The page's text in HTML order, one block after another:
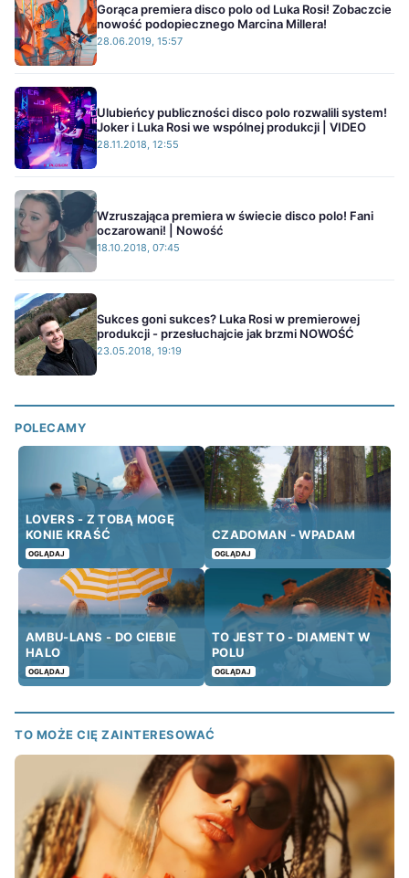
Gorąca premiera disco polo od Luka Rosi! Zobaczcie
nowość podopiecznego Marcina Millera!
28.06.2019, 15:57
Ulubieńcy publiczności disco polo rozwalili system!
Joker i Luka Rosi we wspólnej produkcji | VIDEO
28.11.2018, 12:55
Wzruszająca premiera w świecie disco polo! Fani
oczarowani! | Nowość
18.10.2018, 07:45
Sukces goni sukces? Luka Rosi w premierowej
produkcji - przesłuchajcie jak brzmi NOWOŚĆ
23.05.2018, 19:19
POLECAMY
LOVERS - Z TOBĄ MOGĘ
KONIE KRAŚĆ
OGLĄDAJ
CZADOMAN - WPADAM
OGLĄDAJ
AMBU-LANS - DO CIEBIE
HALO
OGLĄDAJ
TO JEST TO - DIAMENT W
POLU
OGLĄDAJ
TO MOŻE CIĘ ZAINTERESOWAĆ